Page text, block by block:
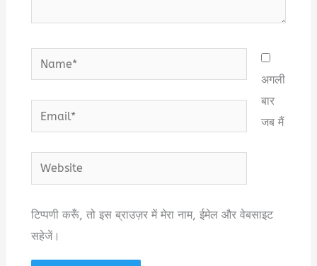
Name*
Email*
Website
अगली
बार
जब मैं
टिप्पणी करूँ, तो इस ब्राउज़र में मेरा नाम, ईमेल और वेबसाइट
सहेजें।